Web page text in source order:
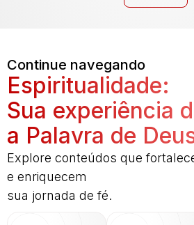
Continue navegando
Espiritualidade:
Sua experiência
a Palavra de
Explore conteúdos que
e enriquecem
sua jornada de fé.